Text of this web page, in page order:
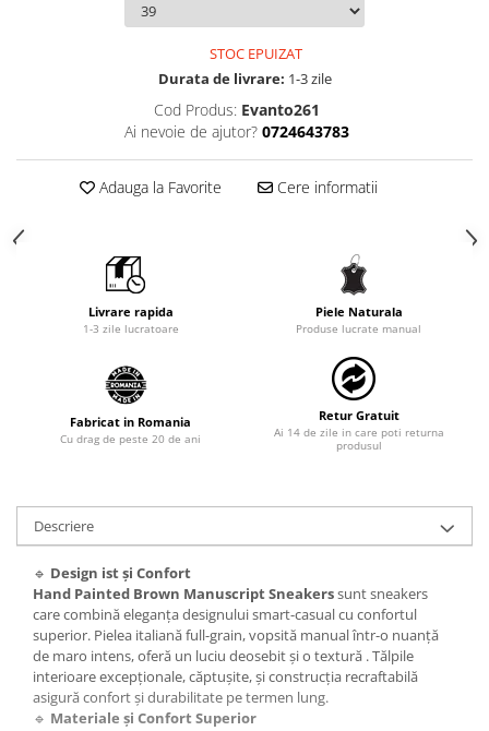
STOC EPUIZAT
Durata de livrare: 1-3 zile
Cod Produs: Evanto261
Ai nevoie de ajutor? 0724643783
Adauga la Favorite Cere informatii
Livrare rapida
1-3 zile lucratoare
Piele Naturala
Produse lucrate manual
Fabricat in Romania
Cu drag de peste 20 de ani
Retur Gratuit
Ai 14 de zile in care poti returna
produsul
Descriere
🔹 Design ist și Confort
Hand Painted Brown Manuscript Sneakerssunt sneakers
care combină eleganța designului smart-casual cu confortul
superior. Pielea italiană full-grain, vopsită manual într-o nuanță
de maro intens, oferă un luciu deosebit și o textură . Tălpile
interioare excepționale, căptușite, și construcția recraftabilă
asigură confort și durabilitate pe termen lung.
🔹 Materiale și Confort Superior